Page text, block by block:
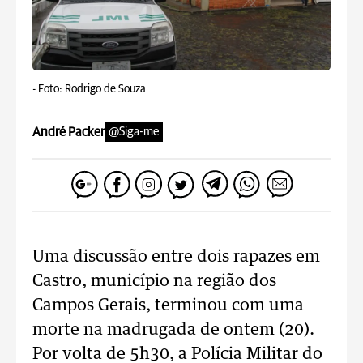
- Foto: Rodrigo de Souza
André Packer @Siga-me
Uma discussão entre dois rapazes em
Castro, município na região dos
Campos Gerais, terminou com uma
morte na madrugada de ontem (20).
Por volta de 5h30, a Polícia Militar do